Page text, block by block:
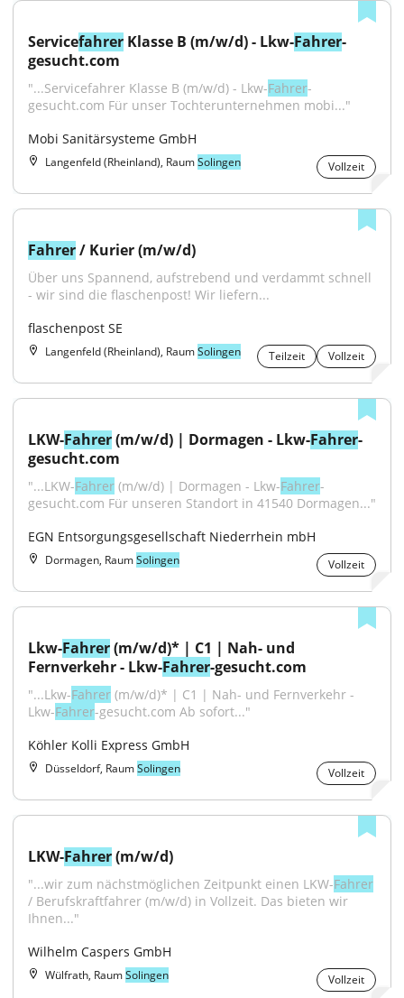
Servicefahrer Klasse B (m/w/d) - Lkw-Fahrer-
gesucht.com
"...Servicefahrer Klasse B (m/w/d) - Lkw-Fahrer-
gesucht.com Für unser Tochterunternehmen mobi..."
Mobi Sanitärsysteme GmbH
Langenfeld (Rheinland), RaumSolingen Vollzeit
Fahrer / Kurier (m/w/d)
Über uns Spannend, aufstrebend und verdammt schnell
- wir sind die flaschenpost! Wir liefern...
flaschenpost SE
Langenfeld (Rheinland), RaumSolingen Teilzeit Vollzeit
LKW-Fahrer (m/w/d) | Dormagen - Lkw-Fahrer-
gesucht.com
"...LKW-Fahrer (m/w/d) | Dormagen - Lkw-Fahrer-
gesucht.com Für unseren Standort in 41540 Dormagen..."
EGN Entsorgungsgesellschaft Niederrhein mbH
Dormagen, RaumSolingen Vollzeit
Lkw-Fahrer (m/w/d)* | C1 | Nah- und
Fernverkehr - Lkw-Fahrer-gesucht.com
"...Lkw-Fahrer (m/w/d)* | C1 | Nah- und Fernverkehr -
Lkw-Fahrer-gesucht.com Ab sofort..."
Köhler Kolli Express GmbH
Düsseldorf, RaumSolingen Vollzeit
LKW-Fahrer (m/w/d)
"...wir zum nächstmöglichen Zeitpunkt einen LKW-Fahrer
/ Berufskraftfahrer (m/w/d) in Vollzeit. Das bieten wir
Ihnen..."
Wilhelm Caspers GmbH
Wülfrath, RaumSolingen Vollzeit